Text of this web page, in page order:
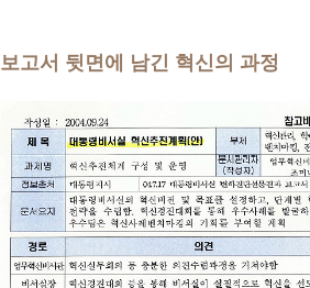
보고서 뒷면에 남긴 혁신의 과정